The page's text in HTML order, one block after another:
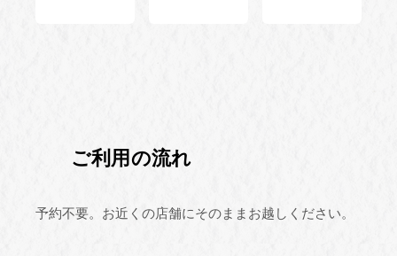
ご利用の流れ
予約不要。お近くの店舗にそのままお越しください。